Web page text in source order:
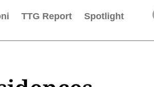
TTG Report Spotlight